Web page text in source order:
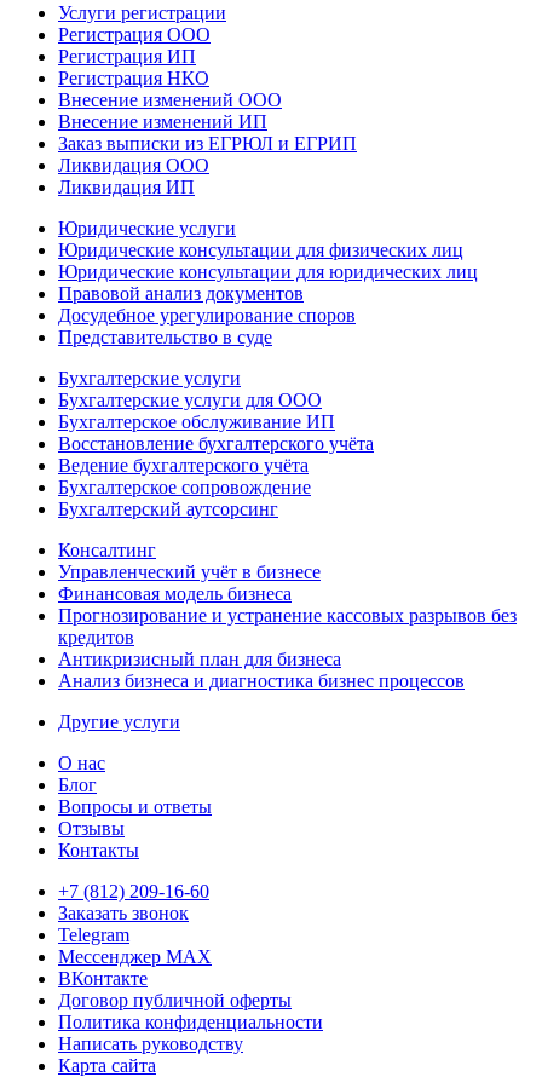
Услуги регистрации
Регистрация ООО
Регистрация ИП
Регистрация НКО
Внесение изменений ООО
Внесение изменений ИП
Заказ выписки из ЕГРЮЛ и ЕГРИП
Ликвидация ООО
Ликвидация ИП
Юридические услуги
Юридические консультации для физических лиц
Юридические консультации для юридических лиц
Правовой анализ документов
Досудебное урегулирование споров
Представительство в суде
Бухгалтерские услуги
Бухгалтерские услуги для ООО
Бухгалтерское обслуживание ИП
Восстановление бухгалтерского учёта
Ведение бухгалтерского учёта
Бухгалтерское сопровождение
Бухгалтерский аутсорсинг
Консалтинг
Управленческий учёт в бизнесе
Финансовая модель бизнеса
Прогнозирование и устранение кассовых разрывов без
кредитов
Антикризисный план для бизнеса
Анализ бизнеса и диагностика бизнес процессов
Другие услуги
О нас
Блог
Вопросы и ответы
Отзывы
Контакты
+7 (812) 209-16-60
Заказать звонок
Telegram
Мессенджер MAX
ВКонтакте
Договор публичной оферты
Политика конфиденциальности
Написать руководству
Карта сайта